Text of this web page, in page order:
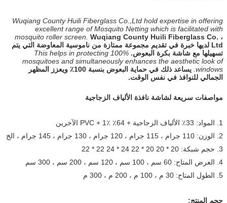
Wuqiang County Huili Fiberglass Co.,Ltd hold expertise in offering
excellent range of Mosquito Netting which is facilitated with
mosquito roller screen. Wuqiang County Huili Fiberglass Co. ،
Ltd لديها خبرة في تقديم مجموعة ممتازة من ناموسية المعاوضة التي يتم
تسهيلها مع شاشة بكرة البعوض. This helps in protecting 100%
mosquitoes and simultaneously enhances the aesthetic look of
windows.
يساعد ذلك في حماية البعوض بنسبة 100٪ ويعزز المظهر
الجمالي للنوافذ في نفس الوقت.
مواصفات سريعة لشاشة نافذة الألياف الزجاجية
1. المواد: 33٪ الألياف الزجاجية + 64٪ PVC + 1٪ الآخرين
2. الوزن: 110 جرام ، 115 جرام ، 120 جرام ، 130 جرام ، 145 جرام ، الخ
3. حجم شبكة: 20 * 20 20 * 22 24 * 24 22 * ​​22
4. العرض المتاح: 60 سم ، 100 سم ، 120 سم ، 200 سم ، 300 سم
5. الطول المتاح: 30 م ، 100 م ، 200 م ، 300 م
حجم المنتج: